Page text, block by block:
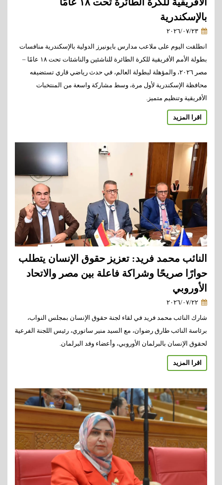
الأفريقية للكرة الطائرة تحت ١٨ عامًا
بالإسكندرية
انطلقت اليوم على ملاعب مدارس بايونيرز الدولية بالإسكندرية منافسات
بطولة الأمم الأفريقية للكرة الطائرة للناشئين والناشئات تحت ١٨ عامًا –
مصر ٢٠٢٦، والمؤهلة لبطولة العالم، في حدث رياضي قاري تستضيفه
محافظة الإسكندرية لأول مرة، وسط مشاركة واسعة من المنتخبات
الأفريقية وتنظيم متميز.
اقرا المزيد
النائب محمد فريد: تعزيز حقوق الإنسان يتطلب
حوارًا صريحًا وشراكة فاعلة بين مصر والاتحاد
الأوروبي
شارك النائب محمد فريد في لقاء لجنة حقوق الإنسان بمجلس النواب،
برئاسة النائب طارق رضوان، مع السيد منير ساتوري، رئيس اللجنة الفرعية
لحقوق الإنسان بالبرلمان الأوروبي، وأعضاء وفد البرلمان.
اقرا المزيد